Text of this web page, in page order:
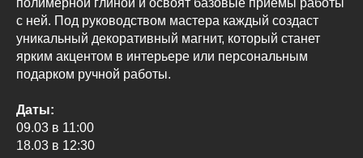
полимерной глиной и освоят базовые приемы работы
с ней. Под руководством мастера каждый создаст
уникальный декоративный магнит, который станет
ярким акцентом в интерьере или персональным
подарком ручной работы.
Даты:
09.03 в 11:00
18.03 в 12:30